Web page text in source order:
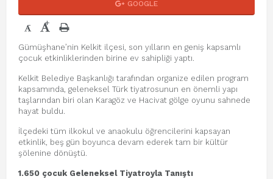
GOOGLE
- +
Gümüşhane’nin Kelkit ilçesi, son yılların en geniş kapsamlı
çocuk etkinliklerinden birine ev sahipliği yaptı.
Kelkit Belediye Başkanlığı tarafından organize edilen program
kapsamında, geleneksel Türk tiyatrosunun en önemli yapı
taşlarından biri olan Karagöz ve Hacivat gölge oyunu sahnede
hayat buldu.
İlçedeki tüm ilkokul ve anaokulu öğrencilerini kapsayan
etkinlik, beş gün boyunca devam ederek tam bir kültür
şölenine dönüştü.
1.650 çocuk Geleneksel Tiyatroyla Tanıştı